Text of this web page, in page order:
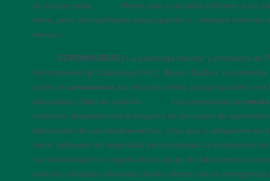
en el que están.
Afirma que sí se debe informar a los
tema, pero sin manifestar preocupación y «siempre teniendo
menor».
CORONAVIRUS | La psicológa escolar y profesora de
Internacional de Catalunya (UIC), Blanca Batllori,
sobre el coronavirus sin infundir miedo, porque pueden vivir
intensidad y falta de control».
Las compañías de
marca no dependen en la mayoría de los casos de
fabricación de sus medicamentos, y las que sí adquieren en
stock suficiente de seguridad para continuar la producción
ha manifestado un «significativo» grupo de laboratorios
ante las consultas derivadas de los efectos de la